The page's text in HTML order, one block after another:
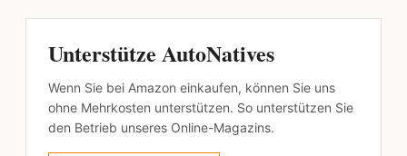
Unterstütze AutoNatives
Wenn Sie bei Amazon einkaufen, können Sie uns
ohne Mehrkosten unterstützen. So unterstützen Sie
den Betrieb unseres Online-Magazins.